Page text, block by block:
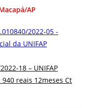
AP
2022-05 -
da UNIFAP
18 – UNIFAP
reais 12meses Ct